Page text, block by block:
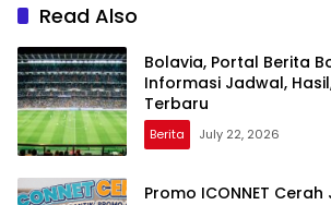
Read Also
Bolavia, Portal Berita
Informasi Jadwal,
Terbaru
Berita July 22, 2026
Promo ICONNET